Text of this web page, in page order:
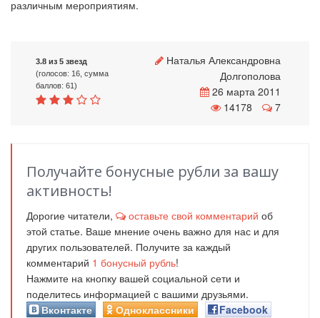
различным мероприятиям.
3.8 из 5 звезд
(голосов: 16, сумма
баллов: 61)
Наталья Александровна
Долгополова
26 марта 2011
14178
7
Получайте бонусные рубли за вашу
активность!
Дорогие читатели, оставьте свой комментарий об
этой статье. Ваше мнение очень важно для нас и для
других пользователей. Получите за каждый
комментарий 1 бонусный рубль!
Нажмите на кнопку вашей социальной сети и
поделитесь информацией с вашими друзьями.
Вконтакте
Одноклассники
Facebook